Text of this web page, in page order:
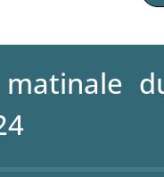
matinale